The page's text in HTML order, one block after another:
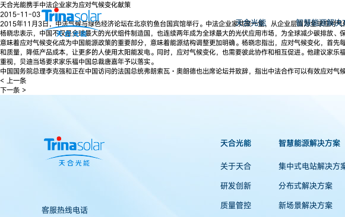
天合光能 智慧能源解决
天合光能携手中法企业家为应对气候变化献策
2015-11-03
2015年11月3日，中法气候与绿色经济论坛在北京钓鱼台国宾馆举行。中法企业家共聚一堂，从企业层面为全球应对
杨晓忠表示，中国不仅是全球最大的光伏组件制造国，也连续两年成为全球最大的光伏应用市场，为全球减少碳排放
意味着应对气候变化成为中国能源政策的重要部分，意味着能源结构调整更加明确。杨晓忠指出，应对气候变化，首
和质量，降低产品成本，让更多的人使用太阳能发电。同时，应对气候变化，也需要彼此协作和相互促进。他建议家
重视，贝迪当场要求家乐福中国总裁唐嘉年予以落实。
中国国务院总理李克强和正在中国访问的法国总统弗朗索瓦·奥朗德也出席论坛并致辞，指出中法合作可以有效应对气
< 上一条
下一条 >
客服热线电话
天合光能
关于天合
研发创新
质量管控
智慧能源解决方案
集中式电站解决方
分布式解决方案
新场景解决方案